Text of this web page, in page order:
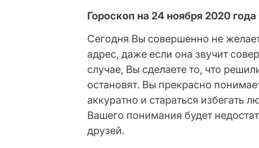
Гороскоп на 24 ноября 2020
Сегодня Вы совершенно не
адрес, даже если она звучит
случае, Вы сделаете то, что
остановят. Вы прекрасно
аккуратно и стараться избегать
Вашего понимания будет
друзей.